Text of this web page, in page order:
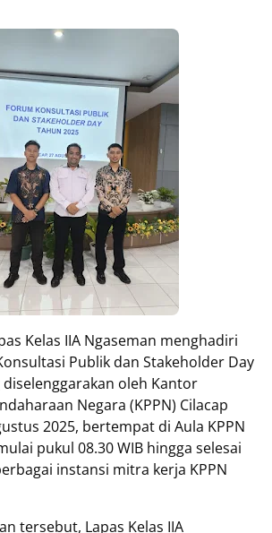
Kelas IIA Ngaseman menghadiri
Publik dan Stakeholder Day
diselenggarakan oleh Kantor
Negara (KPPN) Cilacap
2025, bertempat di Aula KPPN
pukul 08.30 WIB hingga selesai
instansi mitra kerja KPPN
tersebut, Lapas Kelas IIA